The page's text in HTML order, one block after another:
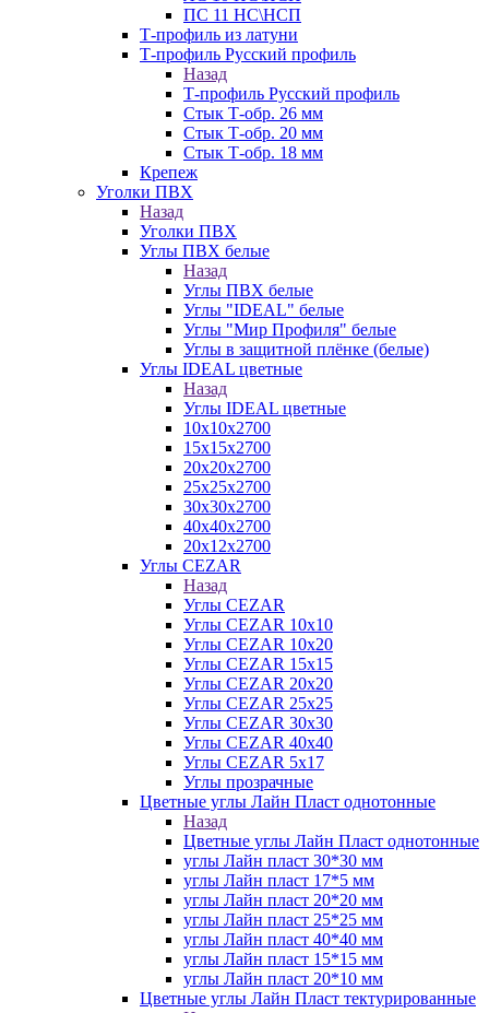
ПС 11 НС\НСП
Т-профиль из латуни
Т-профиль Русский профиль
Назад
Т-профиль Русский профиль
Стык Т-обр. 26 мм
Стык Т-обр. 20 мм
Стык Т-обр. 18 мм
Крепеж
Уголки ПВХ
Назад
Уголки ПВХ
Углы ПВХ белые
Назад
Углы ПВХ белые
Углы "IDEAL" белые
Углы "Мир Профиля" белые
Углы в защитной плёнке (белые)
Углы IDEAL цветные
Назад
Углы IDEAL цветные
10х10х2700
15х15х2700
20х20х2700
25х25х2700
30х30х2700
40х40х2700
20х12х2700
Углы CEZAR
Назад
Углы CEZAR
Углы CEZAR 10х10
Углы CEZAR 10х20
Углы CEZAR 15х15
Углы CEZAR 20х20
Углы CEZAR 25х25
Углы CEZAR 30х30
Углы CEZAR 40х40
Углы CEZAR 5х17
Углы прозрачные
Цветные углы Лайн Пласт однотонные
Назад
Цветные углы Лайн Пласт однотонные
углы Лайн пласт 30*30 мм
углы Лайн пласт 17*5 мм
углы Лайн пласт 20*20 мм
углы Лайн пласт 25*25 мм
углы Лайн пласт 40*40 мм
углы Лайн пласт 15*15 мм
углы Лайн пласт 20*10 мм
Цветные углы Лайн Пласт тектурированные